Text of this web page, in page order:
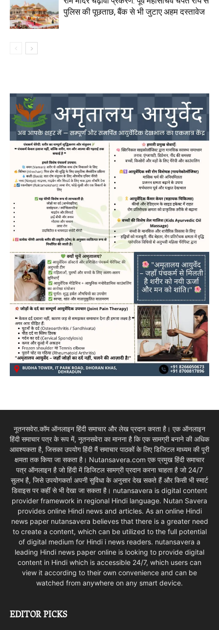
पुलिस की पूछताछ, बैंक से भी जुटाए अहम दस्तावेज
नूतनसवेरा.कॉम ऑनलाइन हिंदी समाचार और लेख प्रदान करता है। एक ऑनलाइन
हिंदी समाचार पत्र के रूप में, नूतनसवेरा का मानना है कि एक सामग्री बनाने की अधिक
आवश्यकता है, जिसका उपयोग हिंदी मैं समाचार पाठकों के लिए डिजिटल माध्यम की पूरी
क्षमता तक किया जा सकता है। Nutansavera.com एक प्रमुख हिंदी समाचार
पत्र ऑनलाइन है जो हिंदी में डिजिटल सामग्री प्रदान करना चाहता है जो 24/7
सुलभ है, जिसे उपयोगकर्ता अपनी सुविधा के अनुसार देख सकते हैं और किसी भी स्मार्ट
डिवाइस पर कहीं से भी देखा जा सकता है। nutansavera is digital content
provider framework in regional Hindi language. Nutan Savera
provides online Hindi news and articles. As an online Hindi
news paper nutansavera believes that there is a greater need
to create a content, which can be utilized to the full potential
of digital medium for Hindi i news readers. nutansavera a
leading Hindi news paper online is looking to provide digital
content in Hindi which is accessible 24/7, which users can
view it according to their own convenience and can be
watched from anywhere on any smart device.
EDITOR PICKS